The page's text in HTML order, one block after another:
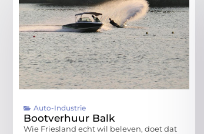
Auto-Industrie
Bootverhuur Balk
Wie Friesland echt wil beleven, doet dat